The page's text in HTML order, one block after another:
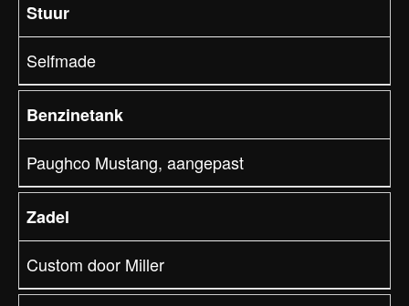
Stuur
Selfmade
Benzinetank
Paughco Mustang, aangepast
Zadel
Custom door Miller